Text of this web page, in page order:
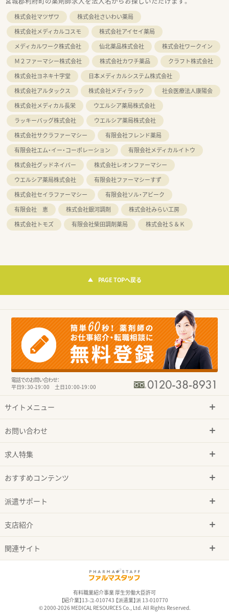
株式会社マツザワ
株式会社さいわい薬局
株式会社メディカルコスモ
株式会社アイセイ薬局
メディカルワーク株式会社
仙北薬品株式会社
株式会社ワークイン
Ｍ２ファーマシー株式会社
株式会社カワチ薬品
クラフト株式会社
株式会社ヨネキ十字堂
日本メディカルシステム株式会社
株式会社アルタックス
株式会社メディラック
社会医療法人康陽会
株式会社メディカル長栄
ウエルシア薬局株式会社
ラッキーバッグ株式会社
ウエルシア薬局株式会社
株式会社サクラファーマシー
有限会社フレンド薬局
有限会社エム・イー・コーポレーション
有限会社メディカルイトウ
株式会社グッドネイバー
株式会社レオンファーマシー
ウエルシア薬局株式会社
有限会社ファーマシーすず
株式会社セイラファーマシー
有限会社ソル・アビーク
有限会社 恵
株式会社銀河調剤
株式会社みらい工房
株式会社トモズ
有限会社柴田調剤薬局 株式会社Ｓ＆Ｋ
PAGE TOPへ戻る
電話でのお問い合わせ：
平日9：30-19：00 土日10：00-19：00
サイトメニュー
お問い合わせ
求人特集
おすすめコンテンツ
派遣サポート
支店紹介
関連サイト
有料職業紹介事業 厚生労働大臣許可
【紹介業】13-ユ-010743 【派遣業】派 13-010770
© 2000-2026 MEDICAL RESOURCES Co., Ltd. All Rights Reserved.